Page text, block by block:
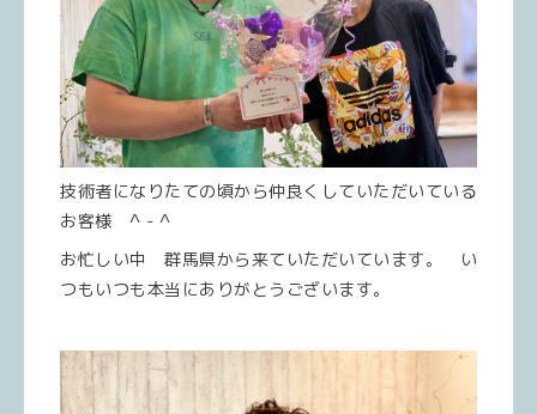
技術者になりたての頃から仲良くしていただいている
お客様 ^ - ^
お忙しい中 群馬県から来ていただいています。 い
つもいつも本当にありがとうございます。